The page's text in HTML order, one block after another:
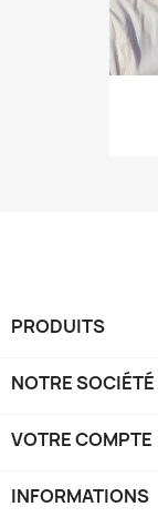
PRODUITS
NOTRE SOCIÉTÉ
VOTRE COMPTE
INFORMATIONS